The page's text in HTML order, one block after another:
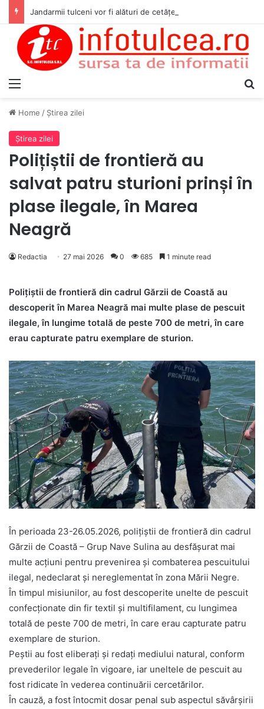
Home / Ştirea zilei
Ştirea zilei
Polițiștii de frontieră au
salvat patru sturioni prinși în
plase ilegale, în Marea
Neagră
Redactia 27 mai 2026 0 685 1 minute read
Polițiștii de frontieră din cadrul Gărzii de Coastă au
descoperit în Marea Neagră mai multe plase de pescuit
ilegale, în lungime totală de peste 700 de metri, în care
erau capturate patru exemplare de sturion.
În perioada 23-26.05.2026, polițiștii de frontieră din cadrul
Gărzii de Coastă – Grup Nave Sulina au desfășurat mai
multe acțiuni pentru prevenirea și combaterea pescuitului
ilegal, nedeclarat și nereglementat în zona Mării Negre.
În timpul misiunilor, au fost descoperite unelte de pescuit
confecționate din fir textil și multifilament, cu lungimea
totală de peste 700 de metri, în care erau capturate patru
exemplare de sturion.
Peştii au fost eliberaţi şi redaţi mediului natural, conform
prevederilor legale în vigoare, iar uneltele de pescuit au
fost ridicate în vederea continuării cercetărilor.
În cauză, a fost întocmit dosar penal sub aspectul săvârșirii